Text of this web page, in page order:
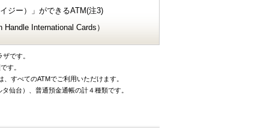
ジー）」ができるATM(注3)
International Cards）
です。
す。
すべてのATMでご利用いただけます。
仙台）、普通預金通帳の計４種類です。